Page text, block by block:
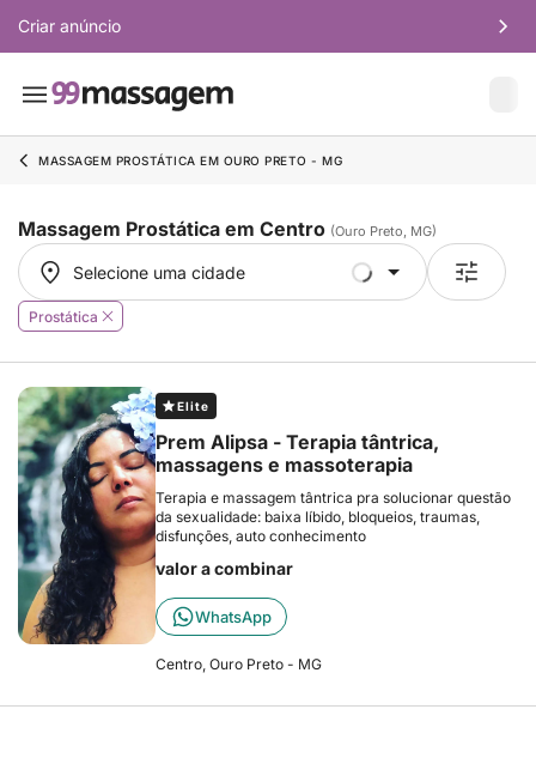
Criar anúncio
MASSAGEM PROSTÁTICA EM OURO PRETO - MG
Massagem Prostática em Centro (Ouro Preto, MG)
Selecione uma cidade
Selecione uma cidade
Prostática
Elite
Prem Alipsa - Terapia tântrica,
massagens e massoterapia
Terapia e massagem tântrica pra solucionar questão
da sexualidade: baixa líbido, bloqueios, traumas,
disfunções, auto conhecimento
valor a combinar
WhatsApp
Centro, Ouro Preto - MG